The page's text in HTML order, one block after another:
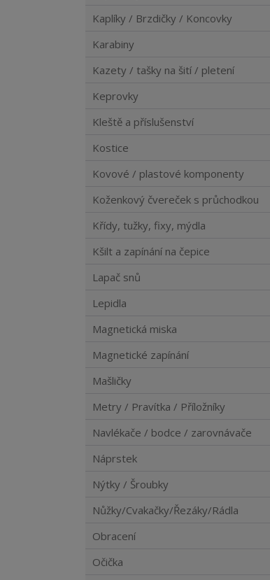
Kaplíky / Brzdičky / Koncovky
Karabiny
Kazety / tašky na šití / pletení
Keprovky
Kleště a příslušenství
Kostice
Kovové / plastové komponenty
Koženkový čvereček s průchodkou
Křídy, tužky, fixy, mýdla
Kšilt a zapínání na čepice
Lapač snů
Lepidla
Magnetická miska
Magnetické zapínání
Mašličky
Metry / Pravítka / Příložníky
Navlékače / bodce / zarovnávače
Náprstek
Nýtky / Šroubky
Nůžky/Cvakačky/Řezáky/Rádla
Obracení
Očička